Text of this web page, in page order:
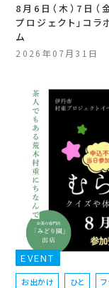
8月6日（木）7日
プロジェクト」コ
ム
2026年07月31日
EVENT
お出かけ ひと